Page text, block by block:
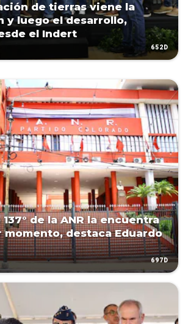
de tierras viene la
y luego el desarrollo,
el Indert
652D
de la ANR la encuentra
momento, destaca Eduardo
697D